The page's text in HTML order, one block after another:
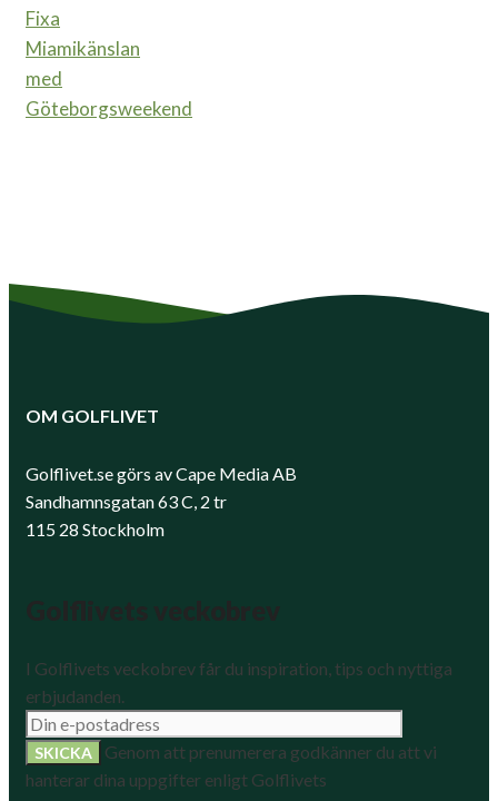
Fixa
Miamikänslan
med
Göteborgsweekend
OM GOLFLIVET
Golflivet.se görs av Cape Media AB
Sandhamnsgatan 63 C, 2 tr
115 28 Stockholm
I Golflivets veckobrev får du inspiration, tips och nyttiga
erbjudanden.
Genom att prenumerera godkänner du att vi
hanterar dina uppgifter enligt Golflivets